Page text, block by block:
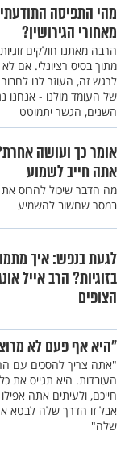
מהי התפיסה
מאחורי הגירושין?
הרבה מאתנו חולקים
מתוך בסיס רציונלי. אם
לרגש זה, העוזר לנו
של העומד מולנו - אנחנו
השנים, הגשר יתמוטט
אומר כך ועושה
אתה חייב לשמוע
מה הדבר שיכול להרוס את
במסר שחשוב להשמיע
לגעת בנפש: איך
בזוגיות? הרב אייל
הצופים
"היא אף פעם לא
"אתה צריך להסכים עם
העובדות. היא תגייס את
חייכם, ולעיתים אתה
אבל זו הדרך שלה לבטא
שלה"